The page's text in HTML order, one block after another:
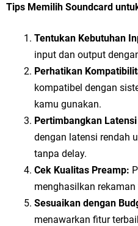
Tips Memilih Soundcard
Tentukan Kebutuhan
input dan output
Perhatikan
kompatibel dengan
kamu gunakan.
Pertimbangkan
dengan latensi rendah
tanpa delay.
Cek Kualitas Preamp:
menghasilkan
Sesuaikan dengan
menawarkan fitur